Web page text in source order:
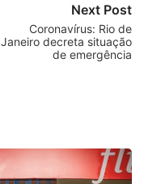
Next Post
Coronavírus: Rio de
Janeiro decreta situação
de emergência